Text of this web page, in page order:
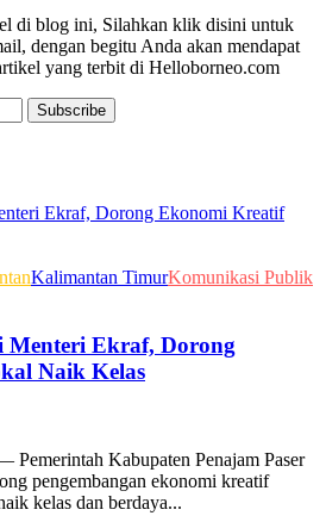
di blog ini, Silahkan klik disini untuk
dengan begitu Anda akan mendapat
yang terbit di Helloborneo.com
Kalimantan TimurKomunikasi Publik
Menteri Ekraf, Dorong
Naik Kelas
Pemerintah Kabupaten Penajam Paser
pengembangan ekonomi kreatif
kelas dan berdaya...